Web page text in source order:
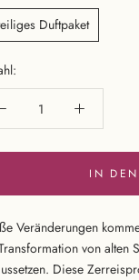
Duftpaket
IN DEN
Veränderungen
von alten
Diese